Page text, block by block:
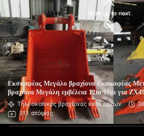
Εκσκαφέας Μεγάλο βραχίονα Εκσκαφέας
βραχίονα Μεγάλη εμβέλεια 12m 16m για
Τηλεσκοπικός βραχίονας εκσκαφέων
311 απόψεις